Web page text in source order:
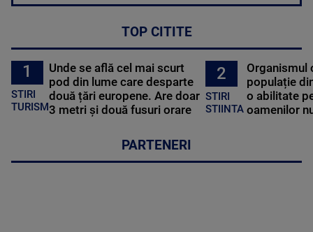
TOP CITITE
1
STIRI
TURISM
Unde se află cel mai scurt
pod din lume care desparte
două țări europene. Are doar
3 metri și două fusuri orare
2
STIRI
STIINTA
Organismul
populație
o abilitate
oamenilor
PARTENERI